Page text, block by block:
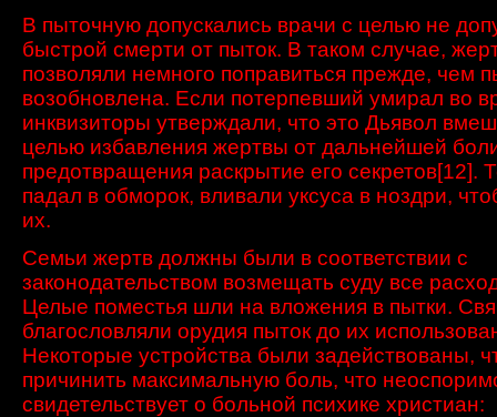
В пыточную допускались врачи с целью не
быстрой смерти от пыток. В таком случае,
позволяли немного поправиться прежде, чем
возобновлена. Если потерпевший умирал во
инквизиторы утверждали, что это Дьявол
целью избавления жертвы от дальнейшей
предотвращения раскрытие его секретов[12].
падал в обморок, вливали уксуса в ноздри,
их.
Семьи жертв должны были в соответствии с
законодательством возмещать суду все
Целые поместья шли на вложения в пытки.
благословляли орудия пыток до их
Некоторые устройства были задействованы,
причинить максимальную боль, что н
свидетельствует о больной психике христиан: